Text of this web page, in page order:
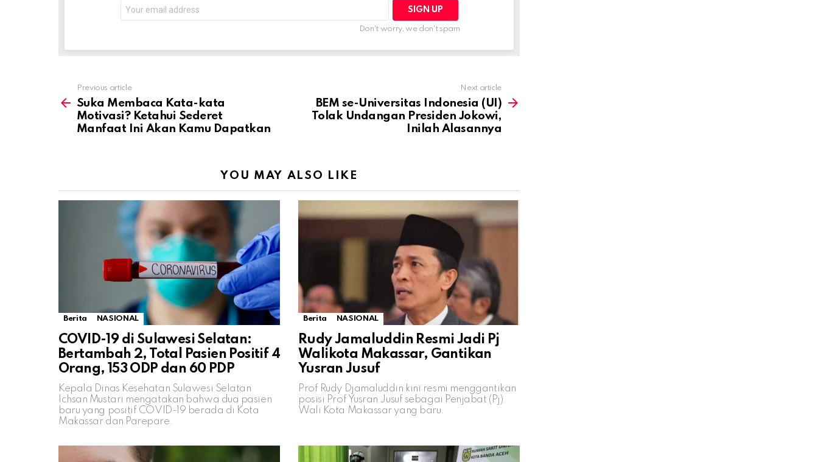
address:
Don't worry, we don't spam
more
Previous article
Suka Membaca Kata-kata
Motivasi? Ketahui Sederet
Manfaat Ini Akan Kamu Dapatkan
Next article
BEM se-Universitas Indonesia (UI)
Tolak Undangan Presiden Jokowi,
Inilah Alasannya
YOU MAY ALSO LIKE
Berita NASIONAL
COVID-19 di Sulawesi Selatan:
Bertambah 2, Total Pasien Positif 4
Orang, 153 ODP dan 60 PDP
Kepala Dinas Kesehatan Sulawesi Selatan
Ichsan Mustari mengatakan bahwa dua pasien
baru yang positif COVID-19 berada di Kota
Makassar dan Parepare.
Berita NASIONAL
Rudy Jamaluddin Resmi Jadi Pj
Walikota Makassar, Gantikan
Yusran Jusuf
Prof Rudy Djamaluddin kini resmi menggantikan
posisi Prof Yusran Jusuf sebagai Penjabat (Pj)
Wali Kota Makassar yang baru.